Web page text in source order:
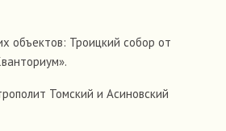
объектов: Троицкий собор от
Томский и Асиновский